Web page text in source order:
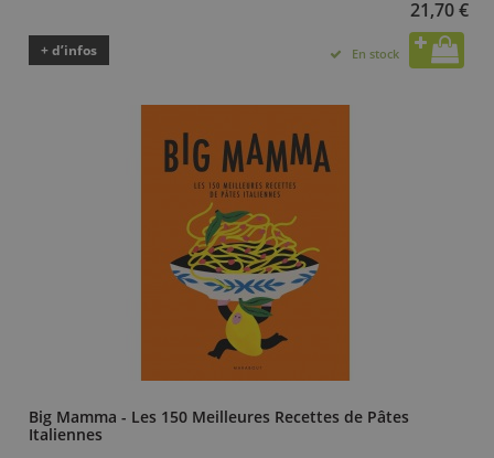
21,70 €
+ d’infos En stock
Big Mamma - Les 150 Meilleures Recettes de Pâtes
Italiennes